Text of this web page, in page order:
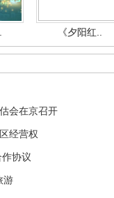
《夕阳红..
会在京召开
经营权
协议
游